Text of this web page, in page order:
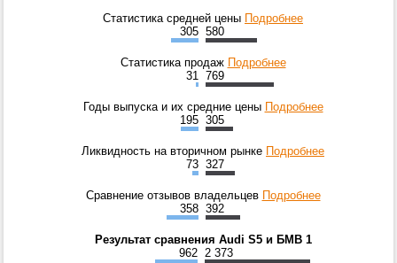
Статистика средней цены Подробнее
305 580
Статистика продаж Подробнее
31 769
Годы выпуска и их средние цены Подробнее
195 305
Ликвидность на вторичном рынке Подробнее
73 327
Сравнение отзывов владельцев Подробнее
358 392
Результат сравнения Audi S5 и БМВ 1
962 2 373